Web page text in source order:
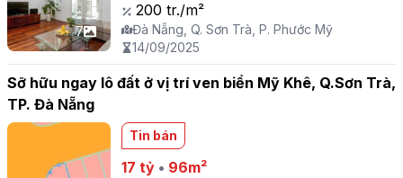
7
200 tr./m²
Đà Nẵng, Q. Sơn Trà, P. Phước Mỹ
14/09/2025
Sỡ hữu ngay lô đất ở vị trí ven biển Mỹ Khê, Q.Sơn Trà,
TP. Đà Nẵng
Tin bán
17 tỷ• 96m²